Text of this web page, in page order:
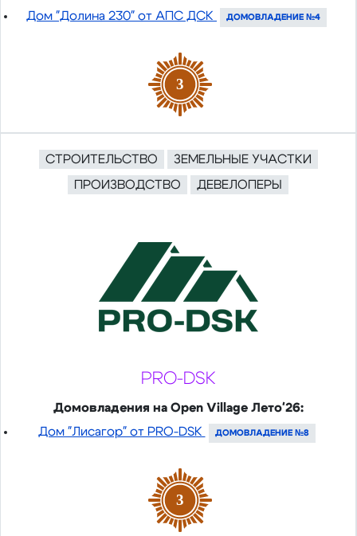
Дом "Долина 230" от АПС ДСК
ДОМОВЛАДЕНИЕ №4
3
СТРОИТЕЛЬСТВО
ЗЕМЕЛЬНЫЕ УЧАСТКИ
ПРОИЗВОДСТВО
ДЕВЕЛОПЕРЫ
PRO-DSK
Домовладения на Open Village Лето'26:
Дом "Лисагор" от PRO-DSK
ДОМОВЛАДЕНИЕ №8
3